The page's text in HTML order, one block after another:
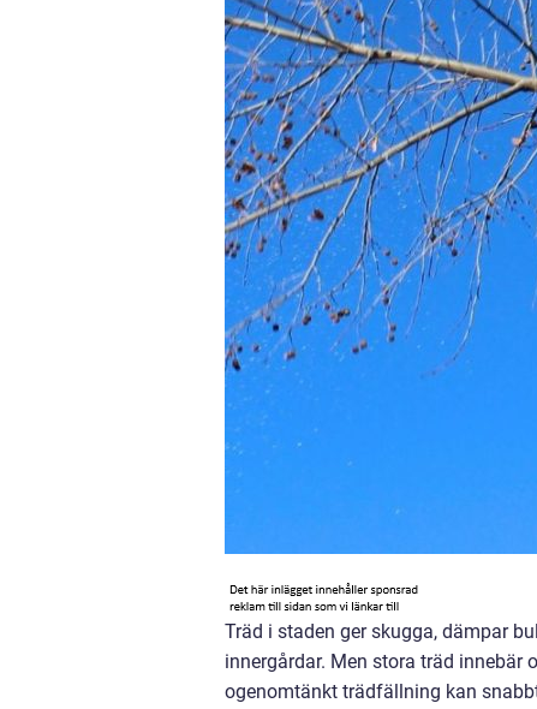
Träd i staden ger skugga, dämpar
innergårdar. Men stora träd innebär
ogenomtänkt trädfällning kan